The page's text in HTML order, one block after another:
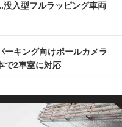
没入型フルラッピング車両
ーキング向けポールカメラ
で2車室に対応